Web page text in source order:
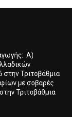
Α)
στην Τριτοβάθμια
με σοβαρές
Τριτοβάθμια